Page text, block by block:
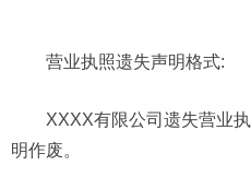
营业执照遗失声明格式:
XXXX有限公司遗失营业
明作废。